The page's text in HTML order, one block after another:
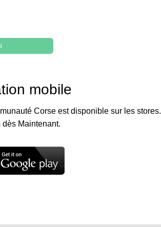
mobile
Corse est disponible sur les stores.
Maintenant.